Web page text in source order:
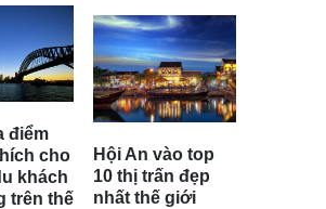
điểm
cho
khách
trên thế
Hội An vào top
10 thị trấn đẹp
nhất thế giới